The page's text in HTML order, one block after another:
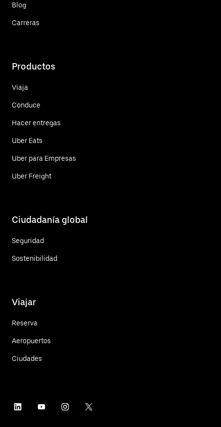
Blog
Carreras
Productos
Viaja
Conduce
Hacer entregas
Uber Eats
Uber para Empresas
Uber Freight
Ciudadanía global
Seguridad
Sostenibilidad
Viajar
Reserva
Aeropuertos
Ciudades